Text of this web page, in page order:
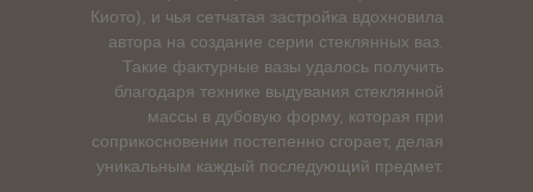
Киото), и чья сетчатая застройка вдохновила
автора на создание серии стеклянных ваз.
Такие фактурные вазы удалось получить
благодаря технике выдувания стеклянной
массы в дубовую форму, которая при
соприкосновении постепенно сгорает, делая
уникальным каждый последующий предмет.